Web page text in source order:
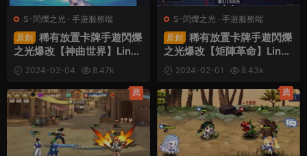
S-閃爍之光 · 手遊服務端
原創
稀有放置卡牌手遊閃爍
之光爆改【神曲世界】Linux
手工端+安卓蘋果雙端+GM
配套物品後台+架設教程
2024-02-04
8.47k
S-閃爍之光 · 手遊服務端
原創
稀有放置卡牌手遊閃爍
之光爆改【矩陣革命】Linux
手工端+安卓+GM配套物品
後台+架設教程
2024-02-01
8.43k
薦 薦